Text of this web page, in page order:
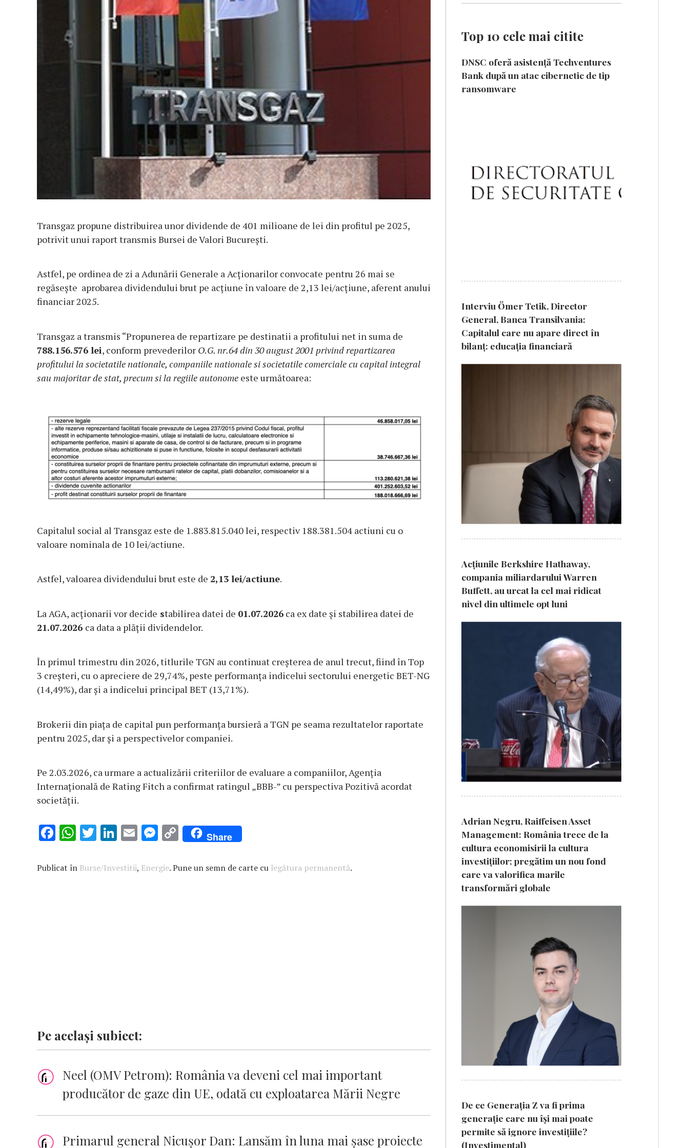
Transgaz propune distribuirea unor dividende de 401 milioane de lei din profitul pe 2025,
potrivit unui raport transmis Bursei de Valori București.
Astfel, pe ordinea de zi a Adunării Generale a Acționarilor convocate pentru 26 mai se
regăsește aprobarea dividendului brut pe acțiune în valoare de 2,13 lei/acțiune, aferent anului
financiar 2025.
Transgaz a transmis “Propunerea de repartizare pe destinatii a profitului net in suma de
788.156.576 lei, conform prevederilor O.G. nr.64 din 30 august 2001 privind repartizarea
profitului la societatile nationale, companiile nationale si societatile comerciale cu capital integral
sau majoritar de stat, precum si la regiile autonome este următoarea:
Capitalul social al Transgaz este de 1.883.815.040 lei, respectiv 188.381.504 actiuni cu o
valoare nominala de 10 lei/actiune.
Astfel, valoarea dividendului brut este de 2,13 lei/actiune.
La AGA, acționarii vor decide stabilirea datei de 01.07.2026 ca ex date și stabilirea datei de
21.07.2026 ca data a plății dividendelor.
În primul trimestru din 2026, titlurile TGN au continuat creșterea de anul trecut, fiind în Top
3 creșteri, cu o apreciere de 29,74%, peste performanța indicelui sectorului energetic BET-NG
(14,49%), dar și a indicelui principal BET (13,71%).
Brokerii din piața de capital pun performanța bursieră a TGN pe seama rezultatelor raportate
pentru 2025, dar și a perspectivelor companiei.
Pe 2.03.2026, ca urmare a actualizării criteriilor de evaluare a companiilor, Agenția
Internațională de Rating Fitch a confirmat ratingul „BBB-” cu perspectiva Pozitivă acordat
societății.
F
e
W
at
T
it
Li
k
E
ai
M
se
C
o
p
Share
Publicat în Burse/Investitii, Energie. Pune un semn de carte cu legătura permanentă.
Pe același subiect:
Neel (OMV Petrom): România va deveni cel mai important
producător de gaze din UE, odată cu exploatarea Mării Negre
Primarul general Nicuşor Dan: Lansăm în luna mai şase proiecte
Top 10 cele mai citite
DNSC oferă asistență Techventures
Bank după un atac cibernetic de tip
ransomware
Interviu Ömer Tetik, Director
General, Banca Transilvania:
Capitalul care nu apare direct în
bilanț: educația financiară
Acțiunile Berkshire Hathaway,
compania miliardarului Warren
Buffett, au urcat la cel mai ridicat
nivel din ultimele opt luni
Adrian Negru, Raiffeisen Asset
Management: România trece de la
cultura economisirii la cultura
investițiilor; pregătim un nou fond
care va valorifica marile
transformări globale
De ce Generația Z va fi prima
generație care nu își mai poate
permite să ignore investițiile?
(Investimental)